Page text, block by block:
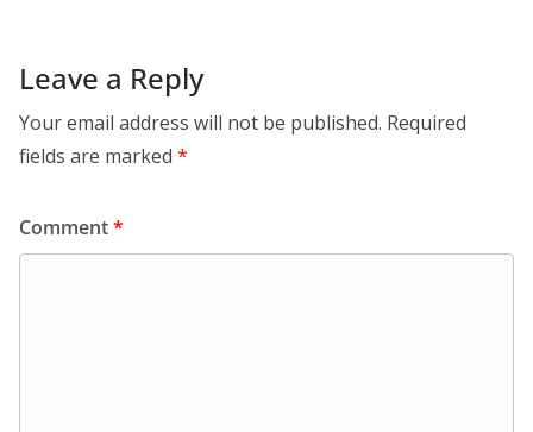
Leave a Reply
Your email address will not be published. Required
fields are marked *
Comment*